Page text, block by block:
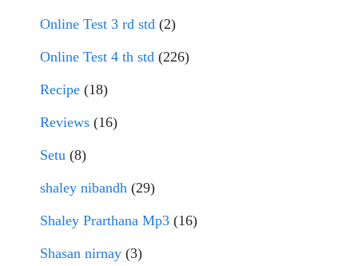
Online Test 3 rd std (2)
Online Test 4 th std (226)
Recipe (18)
Reviews (16)
Setu (8)
shaley nibandh (29)
Shaley Prarthana Mp3 (16)
Shasan nirnay (3)